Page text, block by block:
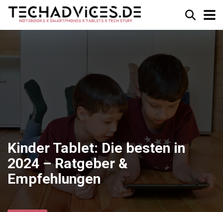
Kinder Tablet: Die besten in
2024 – Ratgeber &
Empfehlungen